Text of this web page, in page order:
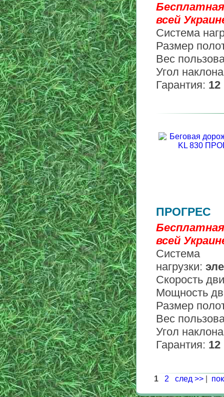
всей
Система
Размер
Вес
Угол
Гарантия: 12
ПРОГРЕС
всей
Система
нагрузки:
Скорость
Мощность
Размер
Вес
Угол
Гарантия: 12
1 2 след >>